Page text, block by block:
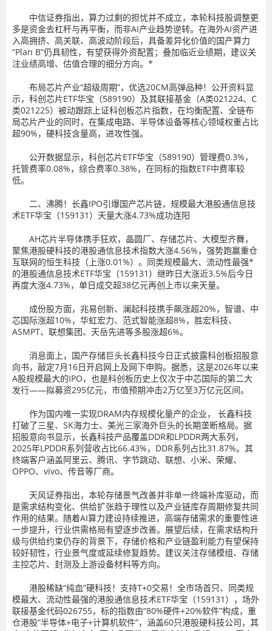
中信证券指出，算力过剩的担忧并不成立，本轮科技股调整更
多是资金去杠杆与再平衡，而非AI产业趋势逆转。在海外AI资产进
入高拥挤、高关联、高波动阶段后，具备差异化价值的国产算力
“Plan B”仍具韧性，有望获得外资配置；叠加临近业绩期，建议关
注业绩高增、估值合理的细分方向。*
布局芯片产业“超级周期”，优选20CM高弹品种！公开资料显
示，科创芯片ETF华宝（589190）及其联接基金（A类021224、C
类021225）被动跟踪上证科创板芯片指数，在均衡配置、全链布
局芯片产业的同时，在集成电路、半导体设备等核心领域权重占比
超90%，硬科技含量高，进攻性强。
公开数据显示，科创芯片ETF华宝（589190）管理费0.3%，
托管费率0.08%，综合费率0.38%，在同标的指数ETF中费率较
低。
二、沸腾！长鑫IPO引爆国产芯片链，规模最大港股通信息技
术ETF华宝（159131）天量大涨4.73%成功连阳
AH芯片半导体携手狂欢，晶圆厂、存储芯片、大模型齐舞，
聚焦港股硬科技的港股通信息技术指数大涨4.56%，强势跑赢重仓
互联网的恒生科技（上涨0.01%）。同类规模最大、流动性最强*
的港股通信息技术ETF华宝（159131）继昨日大涨近3.5%后今日
再度大涨4.73%，单日成交超38亿元再创上市以来天量。
成份股方面，兆易创新、澜起科技携手飙涨超20%，智谱、中
芯国际涨超10%，华虹宏力、范式智能涨超8%，胜宏科技、
ASMPT、联想集团、天岳先进等多股涨超6%。
消息面上，国产存储巨头长鑫科技今日正式披露科创板招股意
向书，敲定7月16日开启网上及网下申购。据悉，这是2026年以来
A股规模最大的IPO，也是科创板历史上仅次于中芯国际的第二大
发行——拟募资295亿元，市值预期冲击2万亿至3万亿元区间。
作为国内唯一实现DRAM内存规模化量产的企业， 长鑫科技
打破了三星、SK海力士、美光三家海外巨头的长期垄断格局。据
招股意向书显示，长鑫科技产品覆盖DDR和LPDDR两大系列，
2025年LPDDR系列营收占比66.43%，DDR系列占比31.87%。其
终端客户涵盖阿里云、腾讯、字节跳动、联想、小米、荣耀、
OPPO、vivo、传音等厂商。
天风证券指出，本轮存储景气改善并非单一终端补库驱动，而
是需求结构变化、供给扩张趋于理性以及产业链库存周期修复共同
作用的结果。随着AI算力建设持续推进，高端存储需求的重要性进
一步提升，行业供需格局有望逐步改善。展望后续，在需求结构升
级与供给约束仍存的背景下，存储价格和产业链盈利能力有望保持
较好韧性，行业景气度或延续修复趋势。建议关注存储模组、存储
主控芯片、封测及上游设备材料等方向。
港股稀缺“纯血”硬科技！支持T+0交易！全市场首只、同类规
模最大、流动性最强的港股通信息技术ETF华宝（159131），场外
联接基金代码026755，标的指数由“80%硬件+20%软件”构成，重
仓港股“半导体+电子+计算机软件”，涵盖60只港股硬科技公司，其